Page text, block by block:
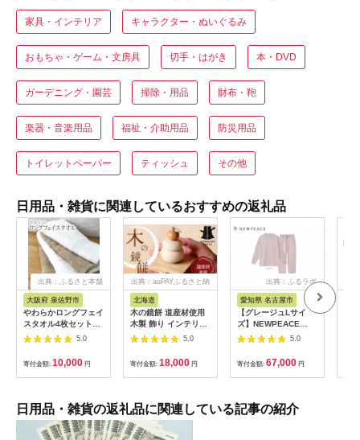
家具・インテリア キャラクター・ぬいぐるみ
おもちゃ・ゲーム・文房具 切手・はがき 本・DVD
ガーデニング・園芸 掃除・用品 財布・鞄
楽器・音楽用品 福祉・介助用品 防災用品
トイレットペーパー ティッシュ その他
日用品・雑貨に関連しているおすすめの返礼品
出典：ふるさと本舗
大阪府 泉佐野市
やわらかロングフェイ
スタオル4枚セットB
G4567
5.0
寄付金額: 10,000 円
出典：auPAYふるさと納
北海道
木の鏡餅 道産材使用
木製 飾り インテリア
HOKKAIDO WOOD
木製 鏡餅 正月飾り イ
ンテリア 日本製 北海
道 道産材 木工 雑貨
縁起物 ギフト おしゃ
5.0
寄付金額: 18,000 円
出典：ふるラボ
愛知県 名古屋市
【グレージュLサイ
ズ】NEWPEACE
Recovery Wear
Sleep Set Long
5.0
寄付金額: 67,000 円
日用品・雑貨の返礼品に関連している記事の紹介